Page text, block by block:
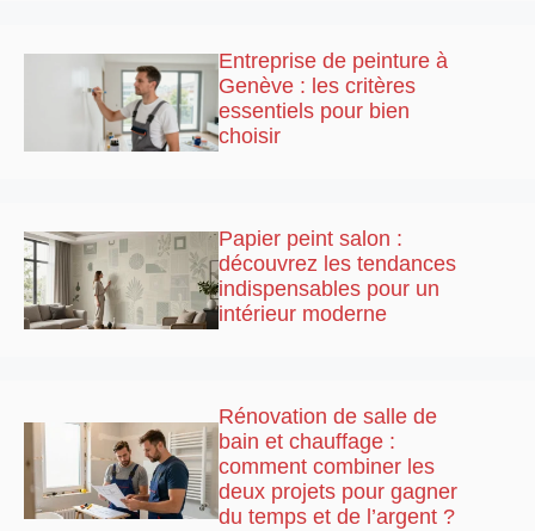
Entreprise de peinture à
Genève : les critères
essentiels pour bien
choisir
Papier peint salon :
découvrez les tendances
indispensables pour un
intérieur moderne
Rénovation de salle de
bain et chauffage :
comment combiner les
deux projets pour gagner
du temps et de l’argent ?